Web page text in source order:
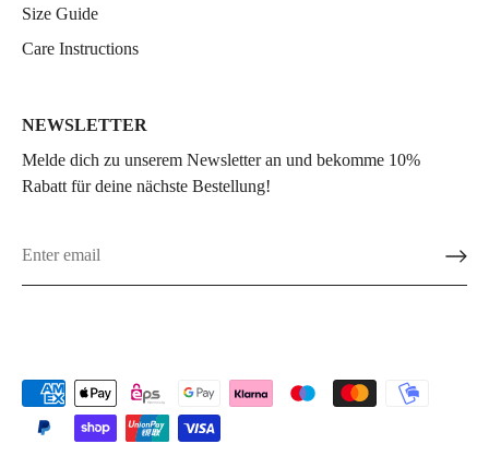
Size Guide
Care Instructions
NEWSLETTER
Melde dich zu unserem Newsletter an und bekomme 10%
Rabatt für deine nächste Bestellung!